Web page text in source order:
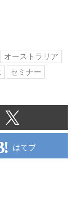
オーストラリア
セミナー
はてブ